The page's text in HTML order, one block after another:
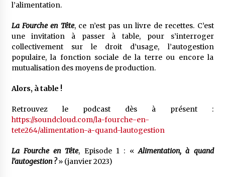
l’alimentation.
La Fourche en Tête, ce n’est pas un livre de recettes. C’est
une invitation à passer à table, pour s’interroger
collectivement sur le droit d’usage, l’autogestion
populaire, la fonction sociale de la terre ou encore la
mutualisation des moyens de production.
Alors, à table !
Retrouvez le podcast dès à présent :
https://soundcloud.com/la-fourche-en-
tete264/alimentation-a-quand-lautogestion
La Fourche en Tête, Episode 1 : «Alimentation, à quand
l’autogestion ?» (janvier 2023)